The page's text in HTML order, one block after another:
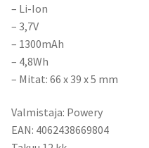
– Li-Ion
– 3,7V
– 1300mAh
– 4,8Wh
– Mitat: 66 x 39 x 5 mm
Valmistaja: Powery
EAN: 4062438669804